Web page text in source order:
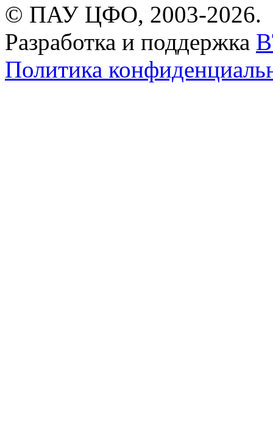
© ПАУ ЦФО, 2003-2026.
Разработка и поддержка
Политика